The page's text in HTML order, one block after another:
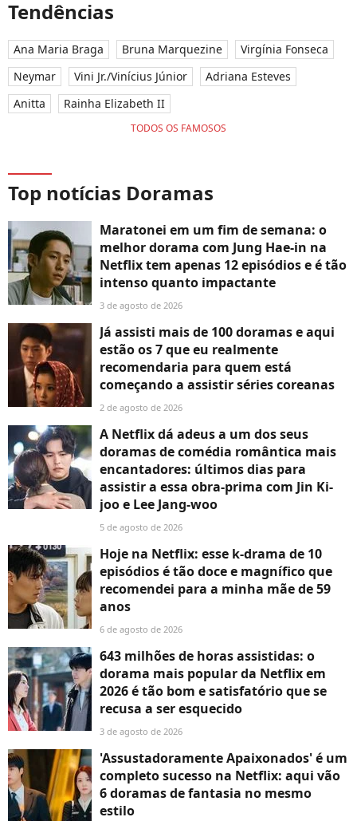
Tendências
Ana Maria Braga Bruna Marquezine
Virgínia Fonseca
Neymar
Vini Jr./Vinícius Júnior
Adriana Esteves
Anitta
Rainha Elizabeth II
TODOS OS FAMOSOS
Top notícias Doramas
Maratonei em um fim de semana: o
melhor dorama com Jung Hae-in na
Netflix tem apenas 12 episódios e é tão
intenso quanto impactante
3 de agosto de 2026
Já assisti mais de 100 doramas e aqui
estão os 7 que eu realmente
recomendaria para quem está
começando a assistir séries coreanas
2 de agosto de 2026
A Netflix dá adeus a um dos seus
doramas de comédia romântica mais
encantadores: últimos dias para
assistir a essa obra-prima com Jin Ki-
joo e Lee Jang-woo
5 de agosto de 2026
Hoje na Netflix: esse k-drama de 10
episódios é tão doce e magnífico que
recomendei para a minha mãe de 59
anos
6 de agosto de 2026
643 milhões de horas assistidas: o
dorama mais popular da Netflix em
2026 é tão bom e satisfatório que se
recusa a ser esquecido
3 de agosto de 2026
'Assustadoramente Apaixonados' é um
completo sucesso na Netflix: aqui vão
6 doramas de fantasia no mesmo
estilo